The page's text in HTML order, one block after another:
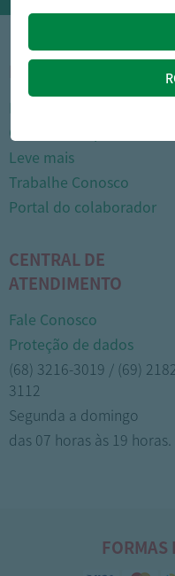
INSTITUCIONAL
Cartão Arasuper
Leve mais
Trabalhe Conosco
Portal do colaborador
CENTRAL DE
ATENDIMENTO
Fale Conosco
Proteção de dados
(68) 3216-3019 / (69)
3112
Segunda a domingo
das 07 horas às 19 horas.
FORMAS